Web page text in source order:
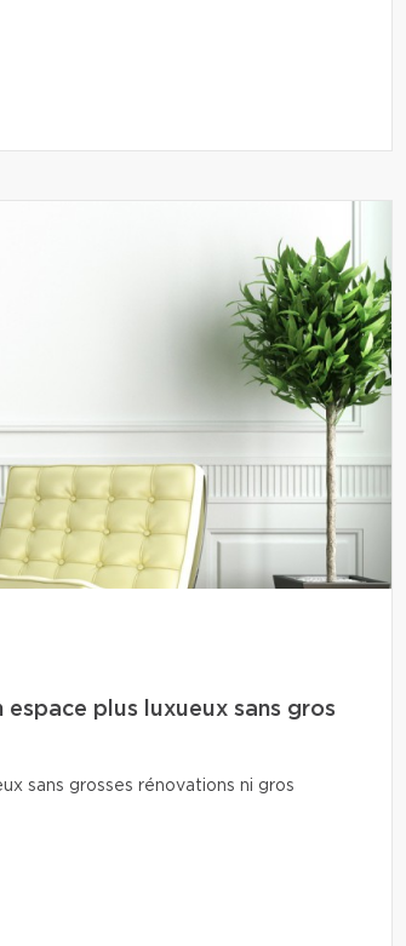
plus luxueux sans gros
sans grosses rénovations ni gros